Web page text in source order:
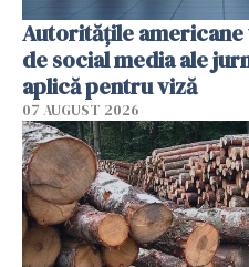
Autorităţile
de social media ale
aplică pentru viză
07 AUGUST 2026